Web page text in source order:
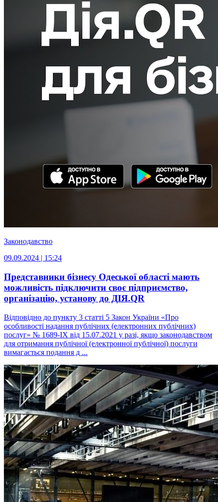
Законодавство
09.09.2024 | 15:24
Представники бізнесу Одеської області мають
можливість підключити своє підприємство,
організацію, установу до ДІЯ.QR
Відповідно до пункту 3 статті 5 Закон України «Про
особливості надання публічних (електронних публічних)
послуг» № 1689-IX від 15.07.2021 у разі, якщо законодавством
для отримання публічної (електронної публічної) послуги
вимагається подання д ...